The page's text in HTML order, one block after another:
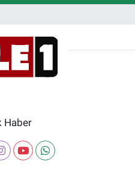
Haber